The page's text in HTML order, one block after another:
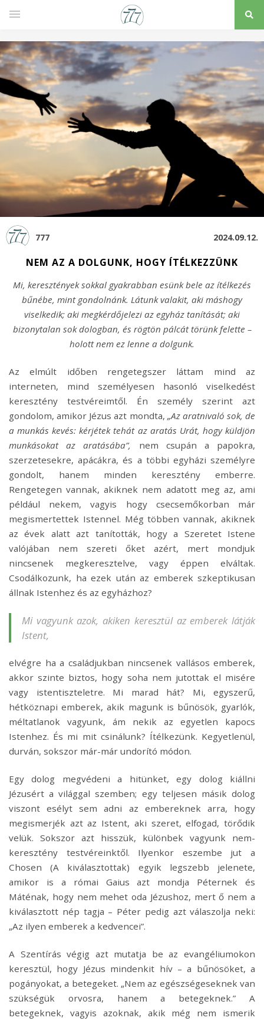
777 2024.09.12.
NEM AZ A DOLGUNK, HOGY ÍTÉLKEZZÜNK
Mi, keresztények sokkal gyakrabban esünk bele az ítélkezés
bűnébe, mint gondolnánk. Látunk valakit, aki máshogy
viselkedik; aki megkérdőjelezi az egyház tanítását; aki
bizonytalan sok dologban, és rögtön pálcát törünk felette –
holott nem ez lenne a dolgunk.
Az elmúlt időben rengetegszer láttam mind az
interneten, mind személyesen hasonló viselkedést
keresztény testvéreimtől. Én személy szerint azt
gondolom, amikor Jézus azt mondta, „Az aratnivaló sok, de
a munkás kevés: kérjétek tehát az aratás Urát, hogy küldjön
munkásokat az aratásába”,
nem csupán a papokra,
szerzetesekre, apácákra, és a többi egyházi személyre
gondolt, hanem minden keresztény emberre.
Rengetegen vannak, akiknek nem adatott meg az, ami
például nekem, vagyis hogy csecsemőkorban már
megismertettek Istennel. Még többen vannak, akiknek
az évek alatt azt tanították, hogy a Szeretet Istene
valójában nem szereti őket azért, mert mondjuk
nincsenek megkeresztelve, vagy éppen elváltak.
Csodálkozunk, ha ezek után az emberek szkeptikusan
állnak Istenhez és az egyházhoz?
Mi vagyunk azok, akiken keresztül az emberek látják
Istent,
elvégre ha a családjukban nincsenek vallásos emberek,
akkor szinte biztos, hogy soha nem jutottak el misére
vagy istentiszteletre. Mi marad hát? Mi, egyszerű,
hétköznapi emberek, akik magunk is bűnösök, gyarlók,
méltatlanok vagyunk, ám nekik az egyetlen kapocs
Istenhez. És mi mit csinálunk? Ítélkezünk. Kegyetlenül,
durván, sokszor már-már undorító módon.
Egy dolog megvédeni a hitünket, egy dolog kiállni
Jézusért a világgal szemben; egy teljesen másik dolog
viszont esélyt sem adni az embereknek arra, hogy
megismerjék azt az Istent, aki szeret, elfogad, törődik
velük. Sokszor azt hisszük, különbek vagyunk nem-
keresztény testvéreinktől. Ilyenkor eszembe jut a
Chosen (A kiválasztottak) egyik legszebb jelenete,
amikor is a római Gaius azt mondja Péternek és
Máténak, hogy nem mehet oda Jézushoz, mert ő nem a
kiválasztott nép tagja – Péter pedig azt válaszolja neki:
„Az ilyen emberek a kedvencei”.
A Szentírás végig azt mutatja be az evangéliumokon
keresztül, hogy Jézus mindenkit hív – a bűnösöket, a
pogányokat, a betegeket. „Nem az egészségeseknek van
szükségük orvosra, hanem a betegeknek.” A
betegeknek, vagyis azoknak, akik még nem ismerik